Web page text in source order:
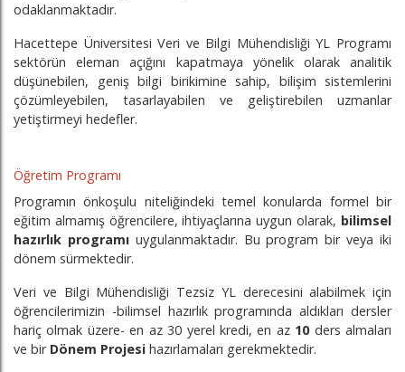
odaklanmaktadır.
Hacettepe Üniversitesi Veri ve Bilgi Mühendisliği YL Programı
sektörün eleman açığını kapatmaya yönelik olarak analitik
düşünebilen, geniş bilgi birikimine sahip, bilişim sistemlerini
çözümleyebilen, tasarlayabilen ve geliştirebilen uzmanlar
yetiştirmeyi hedefler.
Öğretim Programı
Programın önkoşulu niteliğindeki temel konularda formel bir
eğitim almamış öğrencilere, ihtiyaçlarına uygun olarak, bilimsel
hazırlık programıuygulanmaktadır. Bu program bir veya iki
dönem sürmektedir.
Veri ve Bilgi Mühendisliği Tezsiz YL derecesini alabilmek için
öğrencilerimizin -bilimsel hazırlık programında aldıkları dersler
hariç olmak üzere- en az 30 yerel kredi, en az 10ders almaları
ve bir Dönem Projesi hazırlamaları gerekmektedir.